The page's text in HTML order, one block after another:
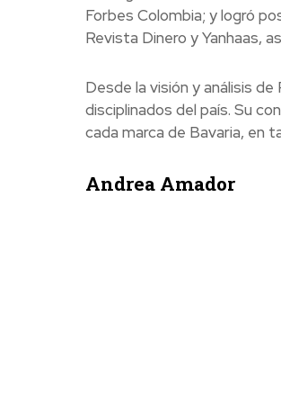
Forbes Colombia; y logró
Revista Dinero y Yanhaas,
Desde la visión y análisis
disciplinados del país. Su
cada marca de Bavaria, en
Andrea Amador